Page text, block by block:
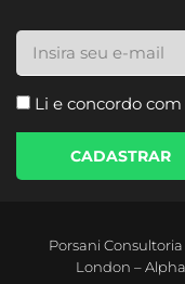
Li e concordo com
CADASTRAR
Porsani Consultoria
London –